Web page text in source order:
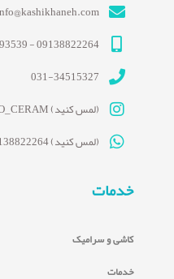
09138822264 - 09170393539
031-34515327
(لمس کنید) SEO_CERAM
(لمس کنید) 09138822264
خدمات
کاشی و سرامیک
خدمات